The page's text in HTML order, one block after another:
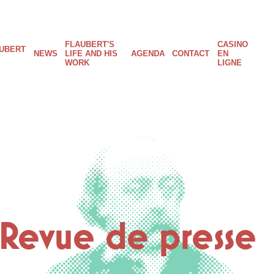
NEWS
FLAUBERT'S
LIFE AND HIS
WORK
AGENDA CONTACT
CASINO
EN
LIGNE
Revue de presse